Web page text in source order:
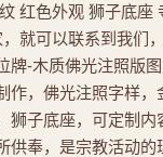
红色外观 狮子底座
就可以联系到我们
牌-木质佛光注照版
作，佛光注照字样，
狮子底座，可定制内
供奉，是宗教活动的